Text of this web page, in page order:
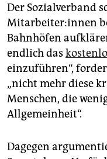
Der Sozialverband
Mitarbeiter:innen
Bahnhöfen
endlich das
einzuführen“,
„nicht mehr diese
Menschen, die
Allgemeinheit“.
Dagegen